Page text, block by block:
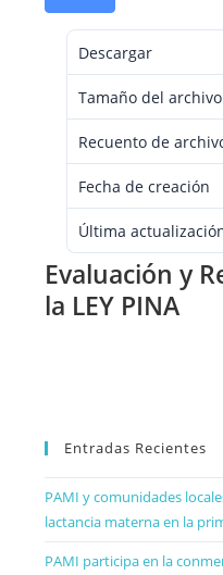
Descargar
Tamaño del archivo
Recuento de
Fecha de creación
Última
Evaluación y
la LEY PINA
Entradas Recientes
PAMI y comunidades
lactancia materna en la
PAMI participa en la